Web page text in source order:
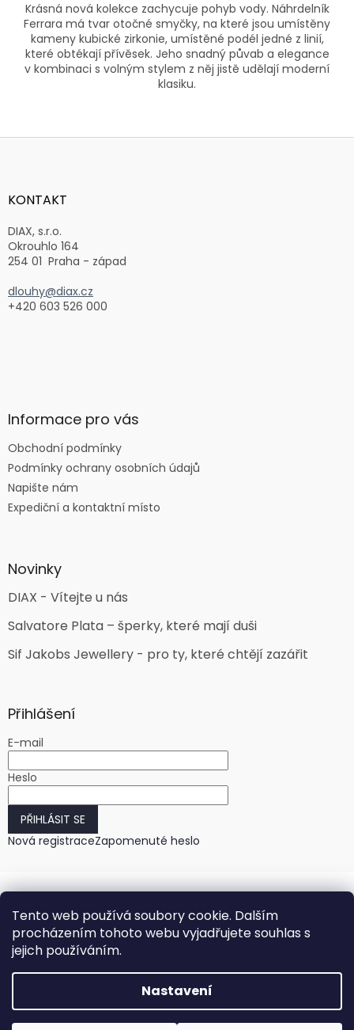
Tento web používá soubory cookie. Dalším
procházením tohoto webu vyjadřujete souhlas s
jejich používáním.
Nastavení
Krásná nová kolekce zachycuje pohyb vody. Náhrdelník
Ferrara má tvar otočné smyčky, na které jsou umístěny
kameny kubické zirkonie, umístěné podél jedné z linií,
které obtékají přívěsek. Jeho snadný půvab a elegance
v kombinaci s volným stylem z něj jistě udělají moderní
klasiku.
Z
aKONTAKT
DIAX, s.r.o.
Okrouhlo 164
254 01 Praha - západ
dlouhy@diax.cz
+420 603 526 000
Informace pro vás
Obchodní podmínky
Podmínky ochrany osobních údajů
Napište nám
Expediční a kontaktní místo
Novinky
DIAX - Vítejte u nás
Salvatore Plata – šperky, které mají duši
Sif Jakobs Jewellery - pro ty, které chtějí zazářit
Přihlášení
E-mail
Heslo
PŘIHLÁSIT SE
Nová registraceZapomenuté heslo